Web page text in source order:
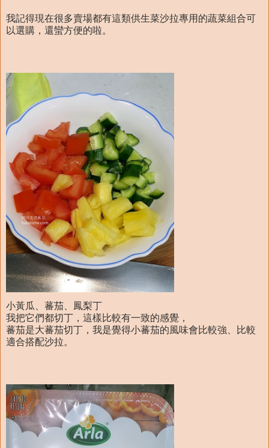
我記得現在很多賣場都有這類供生菜沙拉專用的蔬菜組合可
以選購，還蠻方便的啦。
小黃瓜、蕃茄、鳳梨丁
我把它們都切丁，這樣比較有一致的感覺，
蕃茄是大蕃茄切丁，我是覺得小蕃茄的風味會比較強、比較
適合搭配沙拉。